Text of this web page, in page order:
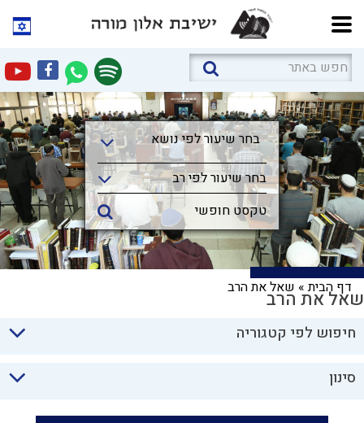
בחר שיעור לפי נושא
בחר שיעור לפי נושא
בחר שיעור לפי רב
דף הבית» שאל את הרבשאל את הרב
חיפוש לפי קטגוריה
סינון